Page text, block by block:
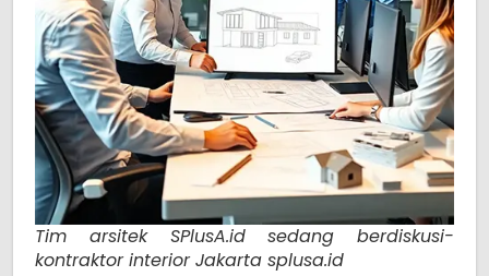
Tim arsitek SPlusA.id sedang berdiskusi-
kontraktor interior Jakarta splusa.id